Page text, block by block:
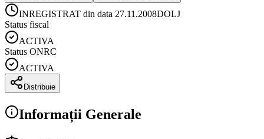
INREGISTRAT din data 27.11.2008DOLJ
Status fiscal
ACTIVA
Status ONRC
ACTIVA
Distribuie
Informații Generale